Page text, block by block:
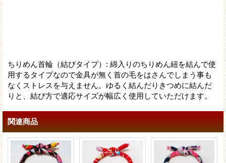
ちりめん首輪（結びタイプ） : 綿入りのちりめん紐を結んで使
用するタイプなので金具が無く首の毛をはさんでしまう事も
なくストレスを与えません。ゆるく結んだりきつめに結んだ
りと、結び方で適応サイズが幅広く使用していただけます。
関連商品